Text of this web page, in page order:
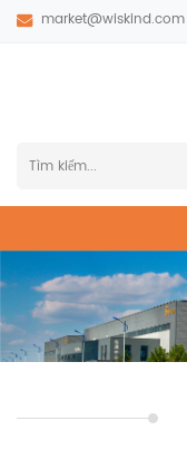
market@wiskind.com